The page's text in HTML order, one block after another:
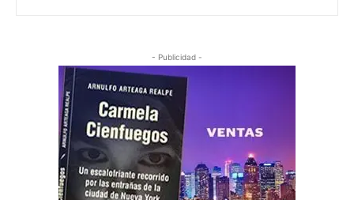
- Publicidad -